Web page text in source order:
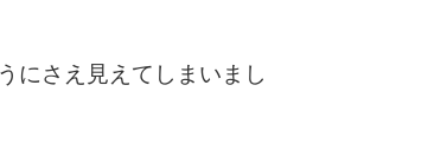
にさえ見えてしまいまし